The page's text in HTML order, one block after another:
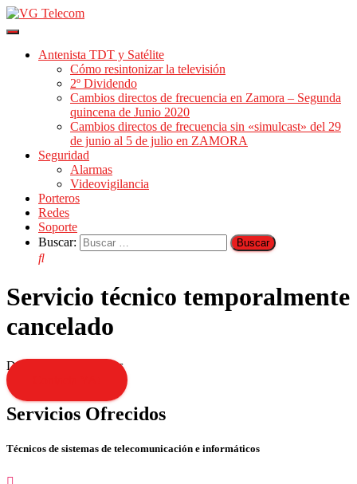
Cambiar
navegación
Antenista TDT y Satélite
Cómo resintonizar la televisión
2º Dividendo
Cambios directos de frecuencia en Zamora – Segunda
quincena de Junio 2020
Cambios directos de frecuencia sin «simulcast» del 29
de junio al 5 de julio en ZAMORA
Seguridad
Alarmas
Videovigilancia
Porteros
Redes
Soporte
Buscar:
Servicio técnico temporalmente
cancelado
Disculpen las molestias
Servicios Ofrecidos
Técnicos de sistemas de telecomunicación e informáticos